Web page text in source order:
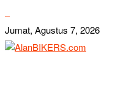
Jumat, Agustus 7, 2026